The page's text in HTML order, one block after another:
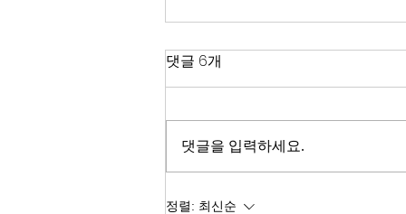
한국 경제
2026년이 밝았다. KOSPI는 4,400
동안 8.71% 올랐다. 1999년 이후
다. 숫자만 보면 대한민국 경제가
댓글 6개
댓글을 입력하세요.
정렬: 최신순